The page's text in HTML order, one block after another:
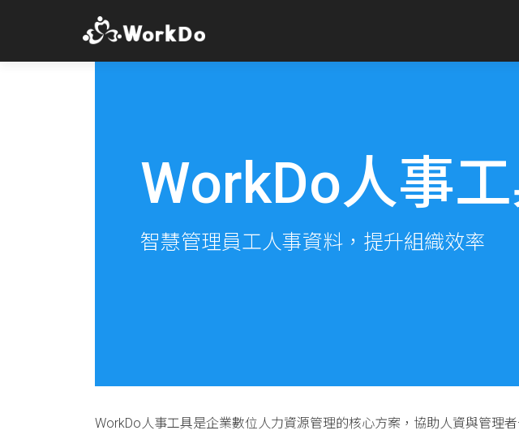
WorkDo人事
智慧管理員工人事資料，提升組織效率
WorkDo人事工具是企業數位人力資源管理的核心方案，協助人資與管理